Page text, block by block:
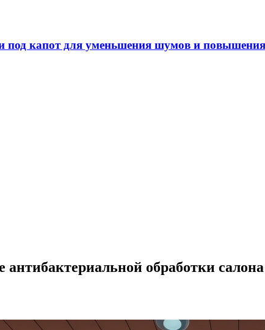
шумов и повышения комфорта в автомобиле
обработки